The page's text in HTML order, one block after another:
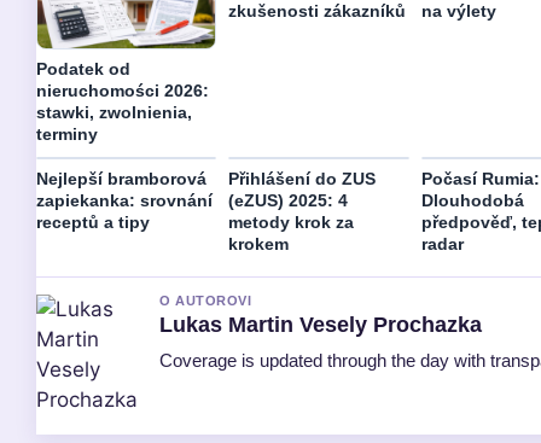
Podatek od
nieruchomości 2026:
stawki, zwolnienia,
terminy
zkušenosti zákazníků
na výlety
Nejlepší bramborová
zapiekanka: srovnání
receptů a tipy
Přihlášení do ZUS
(eZUS) 2025: 4
metody krok za
krokem
Počasí Rumia:
Dlouhodobá
předpověď,
radar
O AUTOROVI
Lukas Martin Vesely Prochazka
Coverage is updated through the day with